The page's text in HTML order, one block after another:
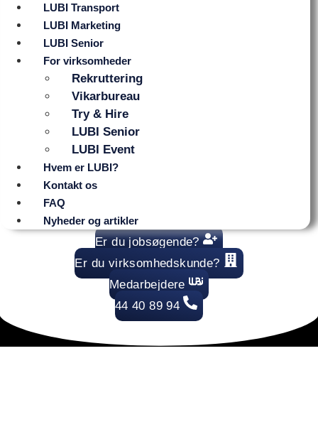
LUBI Transport
LUBI Marketing
LUBI Senior
For virksomheder
Rekruttering
Vikarbureau
Try & Hire
LUBI Senior
LUBI Event
Hvem er LUBI?
Kontakt os
FAQ
Nyheder og artikler
Er du jobsøgende?
Er du virksomhedskunde?
Medarbejdere
44 40 89 94